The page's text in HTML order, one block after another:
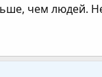
чем людей.